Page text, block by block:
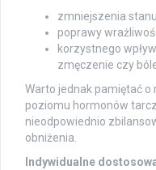
zmniejszenia
poprawy
korzystnego
zmęczenie czy
Warto jednak pamiętać
poziomu hormonów
nieodpowiednio
obniżenia.
Indywidualne